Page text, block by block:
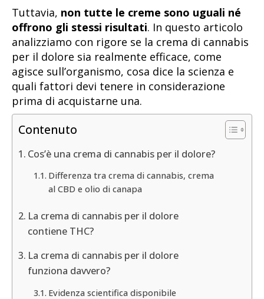
Tuttavia, non tutte le creme sono uguali né
offrono gli stessi risultati. In questo articolo
analizziamo con rigore se la crema di cannabis
per il dolore sia realmente efficace, come
agisce sull’organismo, cosa dice la scienza e
quali fattori devi tenere in considerazione
prima di acquistarne una.
Contenuto
Cos’è una crema di cannabis per il dolore?
Differenza tra crema di cannabis, crema
al CBD e olio di canapa
La crema di cannabis per il dolore
contiene THC?
La crema di cannabis per il dolore
funziona davvero?
Evidenza scientifica disponibile